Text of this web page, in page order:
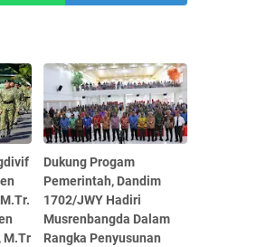
M.Tr
Dukung Progam
Pemerintah, Dandim
1702/JWY Hadiri
Musrenbangda Dalam
Rangka Penyusunan